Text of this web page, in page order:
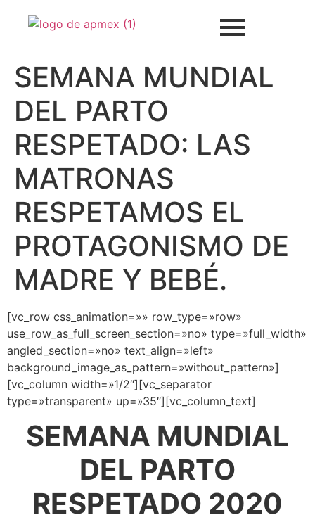
SEMANA MUNDIAL
DEL PARTO
RESPETADO: LAS
MATRONAS
RESPETAMOS EL
PROTAGONISMO DE
MADRE Y BEBÉ.
[vc_row css_animation=»» row_type=»row»
use_row_as_full_screen_section=»no» type=»full_width»
angled_section=»no» text_align=»left»
background_image_as_pattern=»without_pattern»]
[vc_column width=»1/2″][vc_separator
type=»transparent» up=»35″][vc_column_text]
SEMANA MUNDIAL
DEL PARTO
RESPETADO 2020